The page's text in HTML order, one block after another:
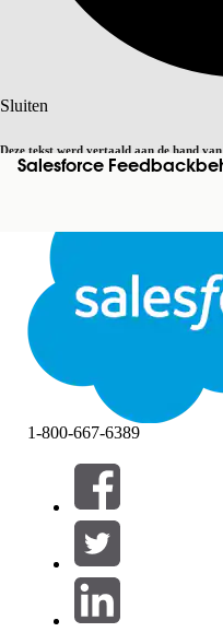
Sluiten
Deze tekst werd vertaald aan de hand
Salesforce. U vindthiermeer details.
Sluiten Sluiten
Salesforce
Filters (0)
FILTERS SELECTEREN
Productgebied
1-800-667-6389